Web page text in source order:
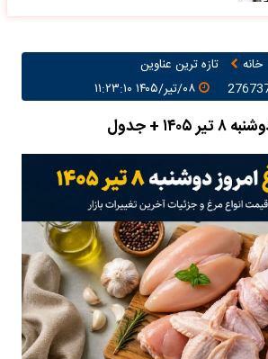
خانه
تازه ترین عناوین
۰۸/تیر/۱۴۰۵ ۱۱:۲۳:۱۰
+ جدول